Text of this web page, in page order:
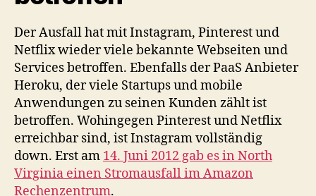
Der Ausfall hat mit Instagram, Pinterest und
Netflix wieder viele bekannte Webseiten und
Services betroffen. Ebenfalls der PaaS Anbieter
Heroku, der viele Startups und mobile
Anwendungen zu seinen Kunden zählt ist
betroffen. Wohingegen Pinterest und Netflix
erreichbar sind, ist Instagram vollständig
down. Erst am 14. Juni 2012 gab es in North
Virginia einen Stromausfall im Amazon
Rechenzentrum.